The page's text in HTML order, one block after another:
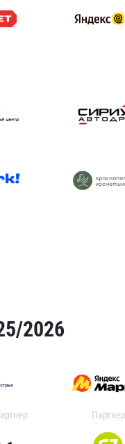
2026
Партнер